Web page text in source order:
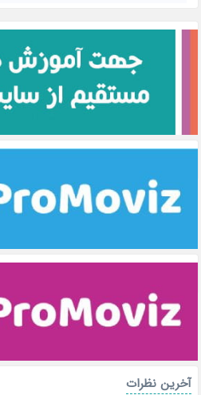
آخرین نظرات